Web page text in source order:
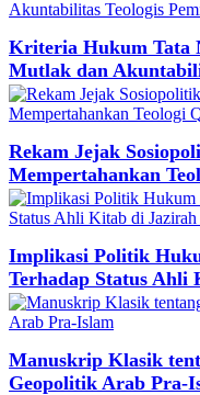
Kriteria Hukum Tata
Mutlak dan
Rekam Jejak
Mempertahankan
Implikasi Politik
Terhadap Status
Manuskrip Klasik
Geopolitik Arab Pra-